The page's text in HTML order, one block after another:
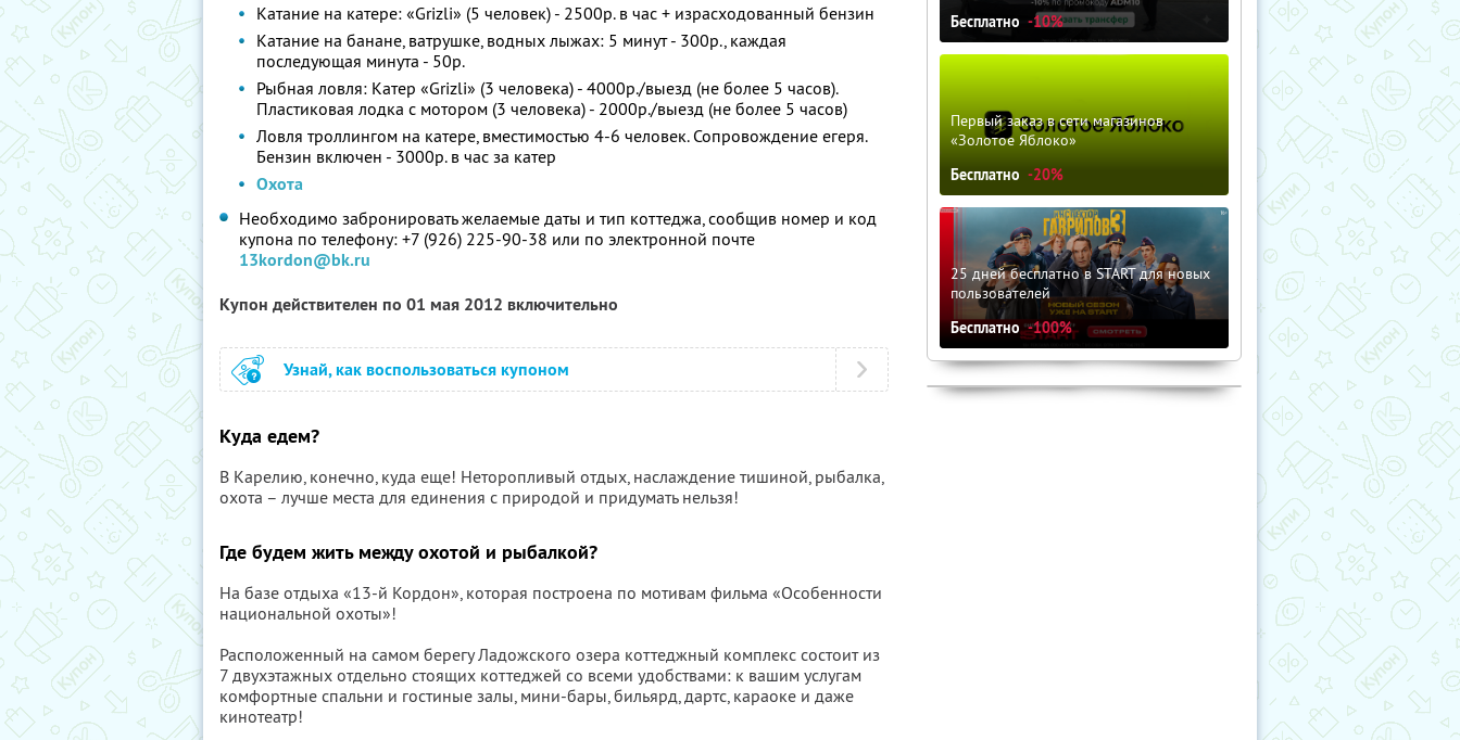
Катание на катере: «Grizli» (5 человек) - 2500р. в час + израсходованный бензин
Катание на банане, ватрушке, водных лыжах: 5 минут - 300р., каждая
последующая минута - 50р.
Рыбная ловля: Катер «Grizli» (3 человека) - 4000р./выезд (не более 5 часов).
Пластиковая лодка с мотором (3 человека) - 2000р./выезд (не более 5 часов)
Ловля троллингом на катере, вместимостью 4-6 человек. Сопровождение егеря.
Бензин включен - 3000р. в час за катер
Охота
Необходимо забронировать желаемые даты и тип коттеджа, сообщив номер и код
купона по телефону: +7 (926) 225-90-38 или по электронной почте
13kordon@bk.ru
Купон действителен по 01 мая 2012 включительно
Узнай, как воспользоваться купоном
Куда едем?
В Карелию, конечно, куда еще! Неторопливый отдых, наслаждение тишиной, рыбалка,
охота – лучше места для единения с природой и придумать нельзя!
Где будем жить между охотой и рыбалкой?
На базе отдыха «13-й Кордон», которая построена по мотивам фильма «Особенности
национальной охоты»!
Расположенный на самом берегу Ладожского озера коттеджный комплекс состоит из
7 двухэтажных отдельно стоящих коттеджей со всеми удобствами: к вашим услугам
комфортные спальни и гостиные залы, мини-бары, бильярд, дартс, караоке и даже
кинотеатр!
Бесплатно -10%
Первый заказ в сети магазинов
«Золотое Яблоко»
Бесплатно -20%
25 дней бесплатно в START для новых
пользователей
Бесплатно -100%